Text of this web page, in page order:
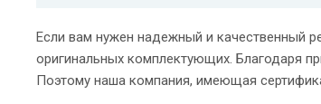
Если вам нужен надежный и качественный
оригинальных комплектующих. Благодаря
Поэтому наша компания, имеющая